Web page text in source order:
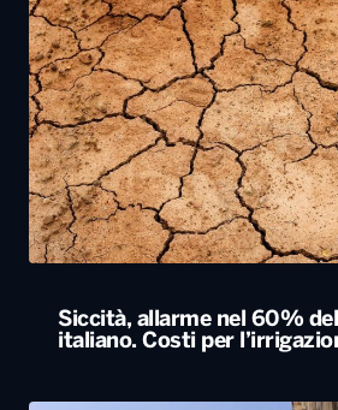
Siccità, allarme nel 60%
italiano. Costi per